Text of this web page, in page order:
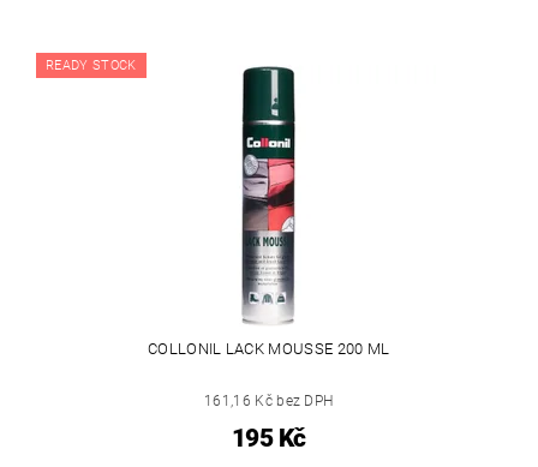
READY STOCK
COLLONIL LACK MOUSSE 200 ML
161,16 Kč bez DPH
195 Kč